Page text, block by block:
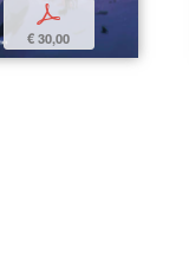
p
€ 30,00